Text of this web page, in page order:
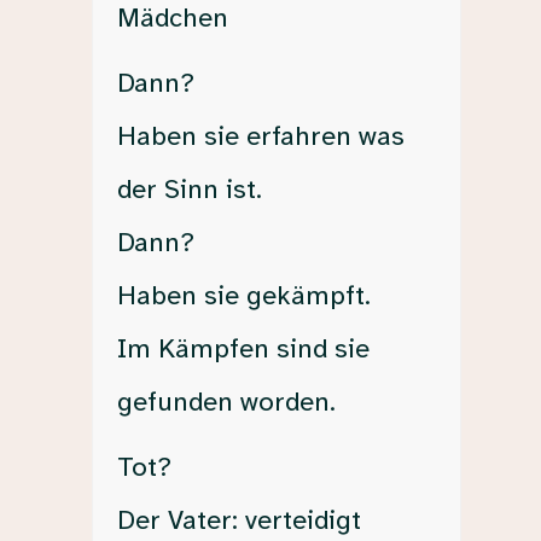
Mädchen
Dann?
Haben sie erfahren was
der Sinn ist.
Dann?
Haben sie gekämpft.
Im Kämpfen sind sie
gefunden worden.
Tot?
Der Vater: verteidigt